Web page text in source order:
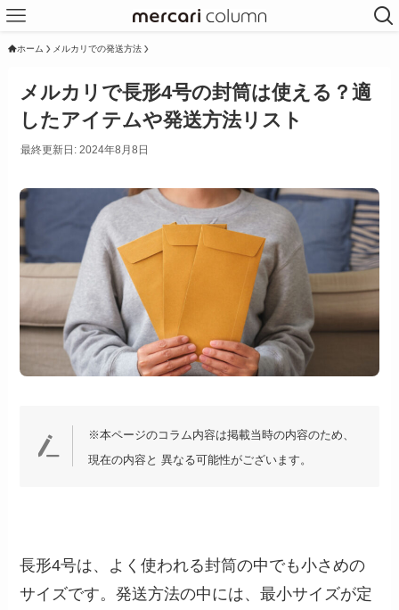
ホーム メルカリでの発送方法
メルカリで長形4号の封筒は使える？適
したアイテムや発送方法リスト
最終更新日: 2024年8月8日
※本ページのコラム内容は掲載当時の内容のため、
現在の内容と 異なる可能性がございます。
長形4号は、よく使われる封筒の中でも小さめの
サイズです。発送方法の中には、最小サイズが定